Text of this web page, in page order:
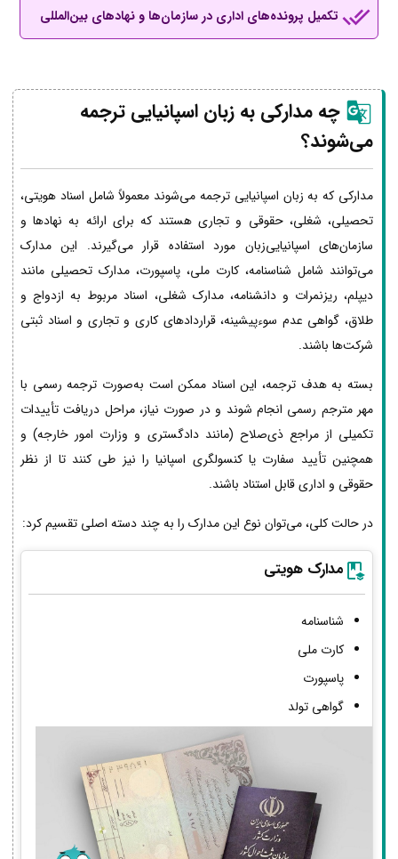
تکمیل پرونده‌های اداری در سازمان‌ها و نهادهای بین‌المللی
چه مدارکی به زبان اسپانیایی ترجمه
می‌شوند؟
مدارکی که به زبان اسپانیایی ترجمه می‌شوند معمولاً شامل اسناد هویتی،
تحصیلی، شغلی، حقوقی و تجاری هستند که برای ارائه به نهادها و
سازمان‌های اسپانیایی‌زبان مورد استفاده قرار می‌گیرند. این مدارک
می‌توانند شامل شناسنامه، کارت ملی، پاسپورت، مدارک تحصیلی مانند
دیپلم، ریزنمرات و دانشنامه، مدارک شغلی، اسناد مربوط به ازدواج و
طلاق، گواهی عدم سوءپیشینه، قراردادهای کاری و تجاری و اسناد ثبتی
شرکت‌ها باشند.
بسته به هدف ترجمه، این اسناد ممکن است به‌صورت ترجمه رسمی با
مهر مترجم رسمی انجام شوند و در صورت نیاز، مراحل دریافت تأییدات
تکمیلی از مراجع ذی‌صلاح (مانند دادگستری و وزارت امور خارجه) و
همچنین تأیید سفارت یا کنسولگری اسپانیا را نیز طی کنند تا از نظر
حقوقی و اداری قابل استناد باشند.
در حالت کلی، می‌توان نوع این مدارک را به چند دسته اصلی تقسیم کرد:
مدارک هویتی
شناسنامه
کارت ملی
پاسپورت
گواهی تولد